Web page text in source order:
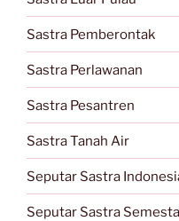
Sastra Pemberontak
Sastra Perlawanan
Sastra Pesantren
Sastra Tanah Air
Seputar Sastra
Seputar Sastra Semesta